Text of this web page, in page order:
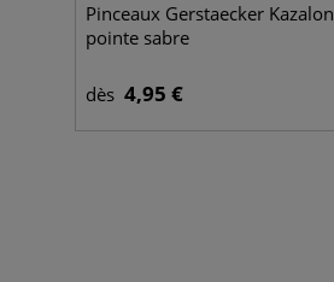
Pinceaux Gerstaecker Kazalon
pointe sabre
dès 4,95 €